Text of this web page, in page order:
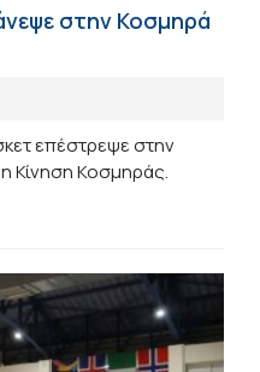
στην Κοσμηρά
επέστρεψε στην
Κίνηση Κοσμηράς.